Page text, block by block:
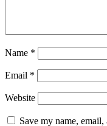
Name *
Email *
Website
Save my name,